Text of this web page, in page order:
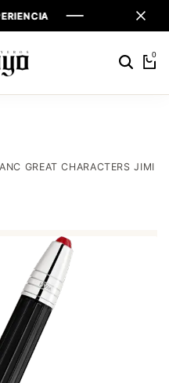
0
GREAT CHARACTERS JIMI